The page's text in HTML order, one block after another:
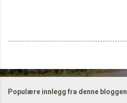
Populære innlegg fra denne bloggen